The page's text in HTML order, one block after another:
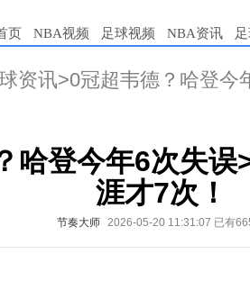
页 NBA视频 足球视频 NBA资讯
资讯>0冠超韦德？哈登今
哈登今年6次失误
涯才7次！
节奏大师 2026-05-20 11:31:07 已有